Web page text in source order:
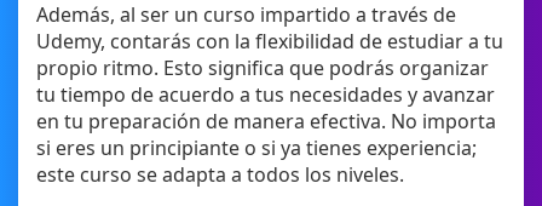
Además, al ser un curso impartido a través de
Udemy, contarás con la flexibilidad de estudiar a tu
propio ritmo. Esto significa que podrás organizar
tu tiempo de acuerdo a tus necesidades y avanzar
en tu preparación de manera efectiva. No importa
si eres un principiante o si ya tienes experiencia;
este curso se adapta a todos los niveles.